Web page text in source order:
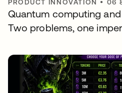
PRODUCT INNOVATION • 06
Quantum computing
Two problems, one